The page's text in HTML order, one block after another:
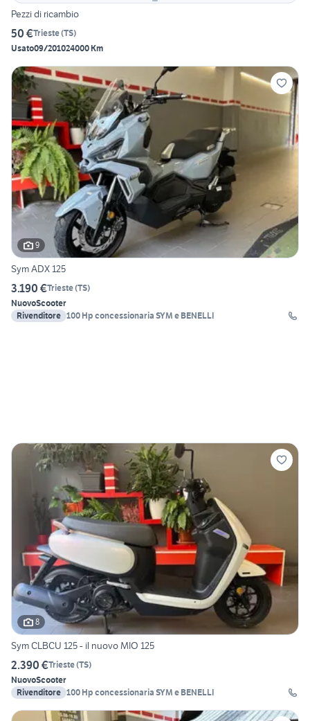
Pezzi di ricambio
50 €Trieste(TS)
Usato09/201024000 Km
9
Sym ADX 125
3.190 €Trieste(TS)
NuovoScooter
Rivenditore 100 Hp concessionaria SYM e BENELLI
8
Sym CLBCU 125 - il nuovo MIO 125
2.390 €Trieste(TS)
NuovoScooter
Rivenditore 100 Hp concessionaria SYM e BENELLI